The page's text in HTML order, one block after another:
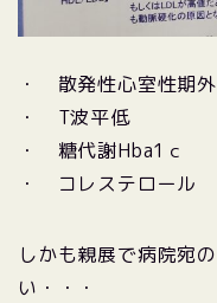
・ 散発性心室性期
・ T波平低
・ 糖代謝Hba1ｃ
・ コレステロール
しかも親展で病院宛
い・・・